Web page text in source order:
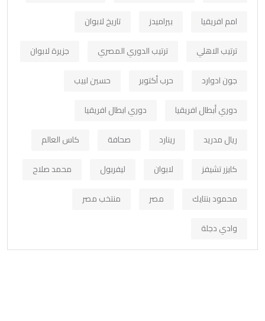
امم افريقيا
بيراميدز
تاريخ لابوان
ترتيب الاهلي
ترتيب الدوري المصري
جزيرة لابوان
جون ادوارد
حرب أكتوبر
حسين لبيب
دوري أبطال افريقيا
دوري ابطال افريقيا
ريال مدريد
رينارد صحافة
كاس العالم
كايزر تشيفز
لابوان ليفربول
محمد صلاح
محمود بنتايك
مصر
منتخب مصر
وادي دجلة